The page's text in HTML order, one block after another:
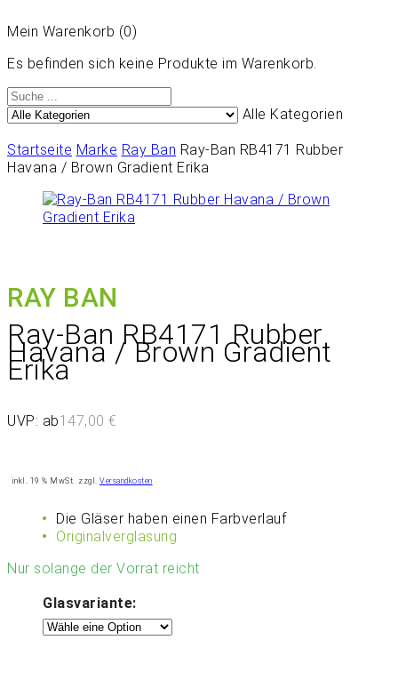
Mein Warenkorb (0)
Es befinden sich keine Produkte im Warenkorb.
Alle Kategorien
Startseite Marke Ray Ban Ray-Ban RB4171 Rubber
Havana / Brown Gradient Erika
RAY BAN
Ray-Ban RB4171 Rubber
Havana / Brown Gradient
Erika
UVP: ab147,00 €
inkl. 19 % MwSt. zzgl. Versandkosten
Die Gläser haben einen Farbverlauf
Originalverglasung
Nur solange der Vorrat reicht
Glasvariante: